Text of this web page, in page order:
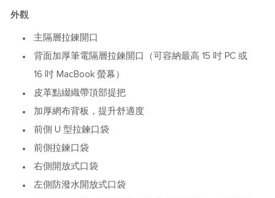
外觀
主隔層拉鍊開口
背面加厚筆電隔層拉鍊開口（可容納最高 15 吋 PC 或
16 吋 MacBook 螢幕）
皮革點綴織帶頂部提把
加厚網布背板，提升舒適度
前側 U 型拉鍊口袋
前側拉鍊口袋
右側開放式口袋
左側防潑水開放式口袋